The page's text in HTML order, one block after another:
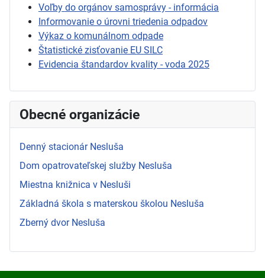
Voľby do orgánov samosprávy - informácia
Informovanie o úrovni triedenia odpadov
Výkaz o komunálnom odpade
Štatistické zisťovanie EU SILC
Evidencia štandardov kvality - voda 2025
Obecné organizácie
Denný stacionár Nesluša
Dom opatrovateľskej služby Nesluša
Miestna knižnica v Nesluši
Základná škola s materskou školou Nesluša
Zberný dvor Nesluša